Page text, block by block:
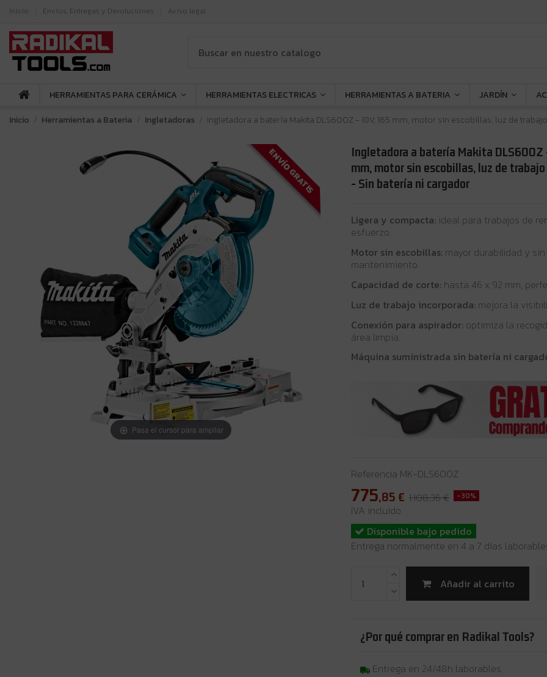
Inicio Envíos, Entregas y Devoluciones Aviso legal
HERRAMIENTAS PARA CERÁMICA HERRAMIENTAS ELECTRICAS HERRAMIENTAS A BATERIA JARDÍN
Inicio
Herramientas a Bateria Ingletadoras Ingletadora a batería Makita DLS600Z - 18V, 165 mm, motor sin escobillas, luz de
ENVÍO GRATIS
Pasa el cursor para ampliar
Ingletadora a batería Makita DLS600Z
mm, motor sin escobillas, luz de
- Sin batería ni cargador
Ligera y compacta: ideal para trabajos de
esfuerzo.
Motor sin escobillas: mayor durabilidad y
mantenimiento.
Capacidad de corte: hasta 46 x 92 mm,
Luz de trabajo incorporada: mejora la
Conexión para aspirador: optimiza la
área limpia.
Máquina suministrada sin batería ni
Referencia MK-DLS600Z
775 ,85 € 1.108,36 € -30%
IVA incluido
Disponible bajo pedido
Entrega normalmente en 4 a 7 días
Añadir al carrito
¿Por qué comprar en Radikal Tools?
Entrega en 24/48h laborables